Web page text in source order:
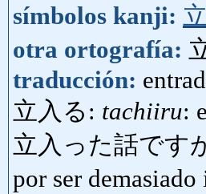
símbolos kanji:
otra ortografía:
traducción:
立入る: tachiiru:
立入った話です
por ser